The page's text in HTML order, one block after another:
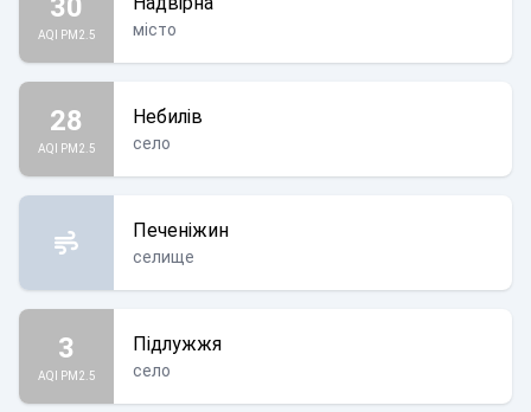
AQI PM2.5 місто
28
AQI PM2.5
Небилів
село
Печеніжин
селище
3
AQI PM2.5
Підлужжя
село